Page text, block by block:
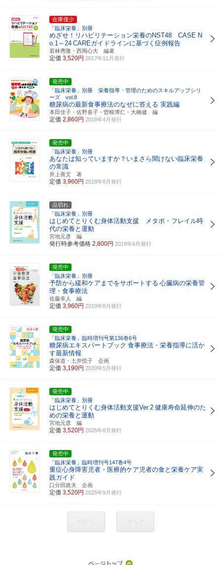
在庫僅少
「臨床栄養」別冊
めざせ！リハビリテーション栄養のNST48 CASE N
o.1～24 CAREガイドラインに基づく症例報告
若林秀隆・西岡心大 編著
定価 3,520円 2017年11月発行
発売中
「臨床栄養」別冊 栄養指導・管理のためのスキルアップシリ
ーズ vol.8
糖尿病の最新食事療法のなぜに答える 実践編
本田佳子・佐野喜子・曽根博仁・大橋健 編
定価 2,860円 2018年4月発行
発売中
「臨床栄養」別冊
あなたは知っていますか？いまさら聞けない臨床栄養
の常識
井上善文 著
定価 3,960円 2018年6月発行
品切れ
「臨床栄養」別冊
はじめてとりくむ身体活動支援 メタボ・フレイル時
代の栄養と運動
宮地元彦 編
発行時参考価格 2,800円 2019年6月発行
発売中
「臨床栄養」別冊
予防から緩和ケアまでをサポートする 心臓病の栄養管
理・食事療法
佐藤幸人 編
定価 3,960円 2019年8月発行
発売中
「臨床栄養」臨時増刊号第136巻6号
糖尿病エキスパートブック 食事療法・栄養指導に活か
す最新情報
森保道・土井悦子 企画
定価 3,190円 2020年5月発行
発売中
「臨床栄養」別冊
はじめてとりくむ身体活動支援Ver.2 健康寿命延伸のた
めの栄養と運動
宮地元彦 編
定価 3,520円 2025年8月発行
発売中
「臨床栄養」臨時増刊号147巻4号
重症心身障害児者・医療的ケア児者の食と栄養ケア実
践ガイド
口分田政夫 企画
定価 3,520円 2025年9月発行